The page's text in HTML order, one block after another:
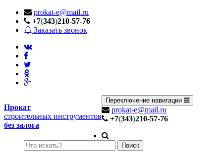
prokat-e@mail.ru
+7(343)210-57-76
Заказать звонок
Прокат
строительных инструментов
без залога
Переключение навигации
prokat-e@mail.ru
+7(343)210-57-76
Поиск